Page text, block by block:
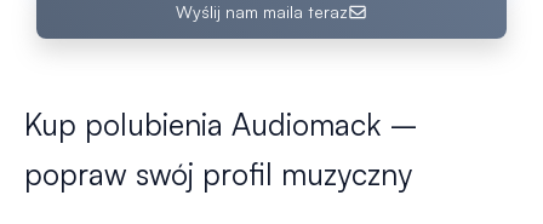
Wyślij nam maila teraz
Kup polubienia Audiomack –
popraw swój profil muzyczny